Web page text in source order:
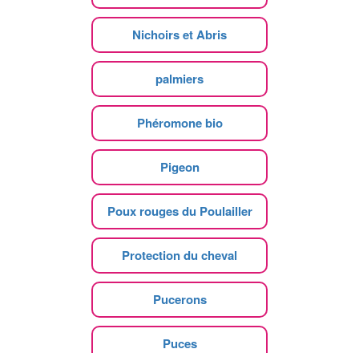
Nichoirs et Abris
palmiers
Phéromone bio
Pigeon
Poux rouges du Poulailler
Protection du cheval
Pucerons
Puces